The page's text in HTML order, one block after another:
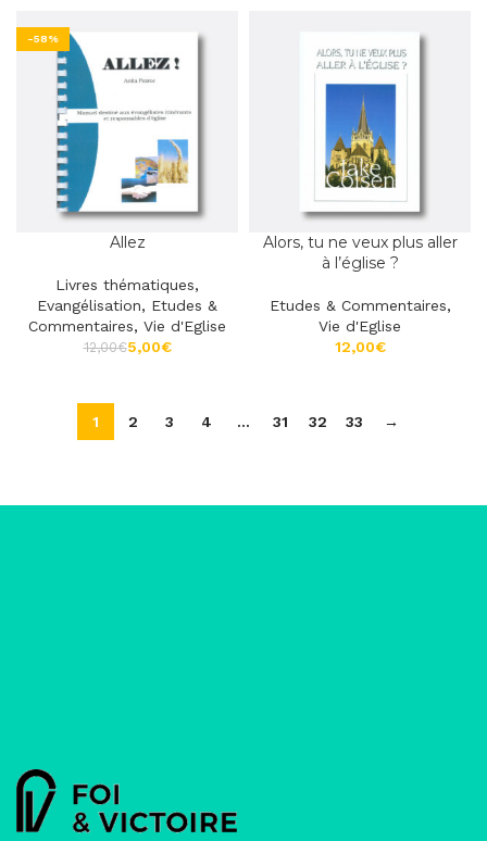
-58%
Allez
Livres thématiques,
Evangélisation, Etudes &
Commentaires, Vie d'Eglise
12,00€5,00€
Alors, tu ne veux plus aller
à l’église ?
Etudes & Commentaires,
Vie d'Eglise
€
1 2 3 4 … 31 32 33 →